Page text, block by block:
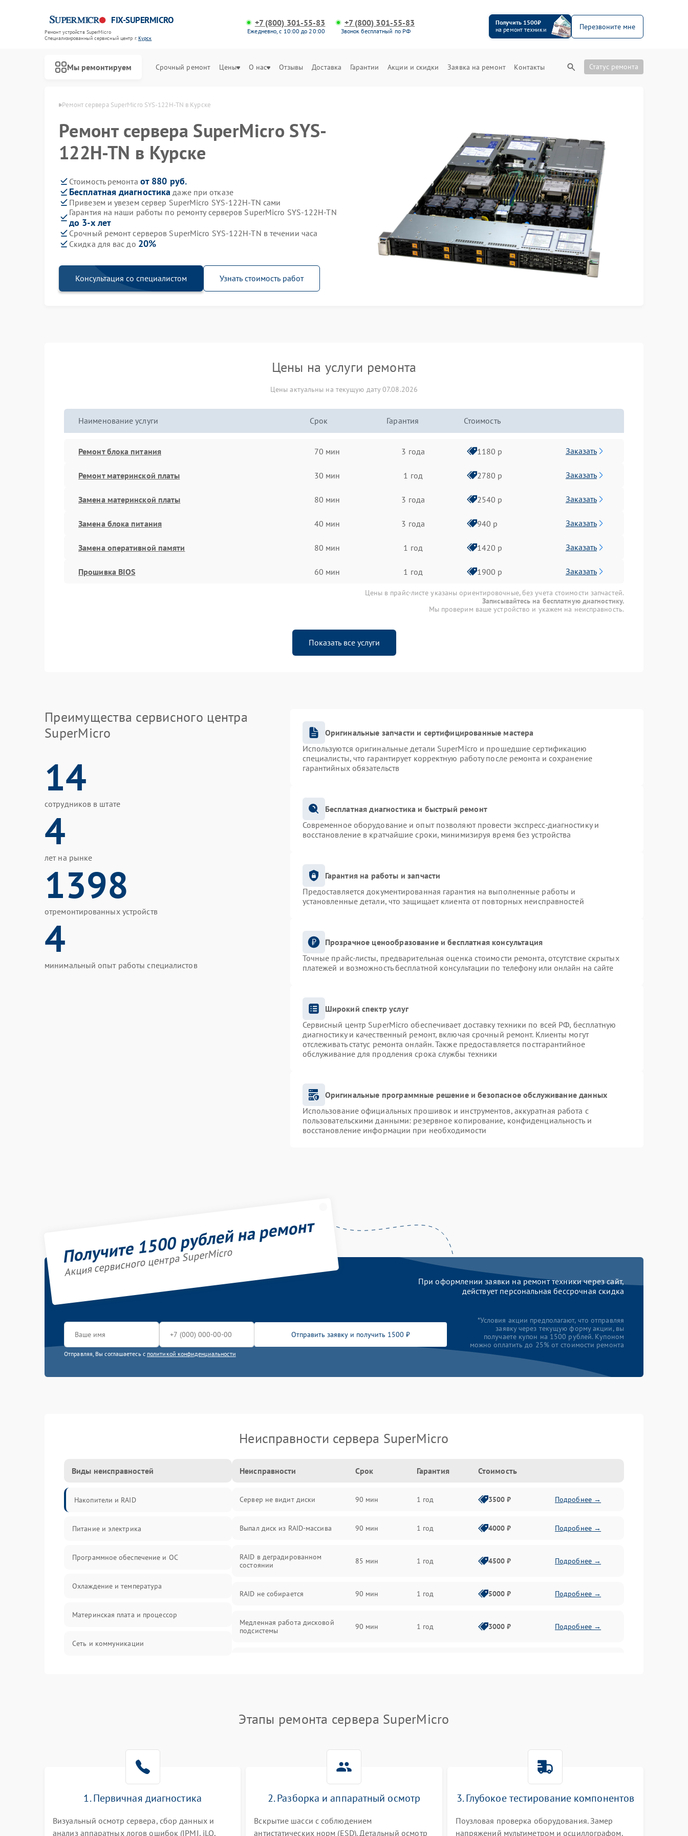
FIX-SUPERMICRO
Ремонт устройств SuperMicro
Специализированный cервисный центр г.Курск
+7 (800) 301-55-83
Ежедневно, с 10:00 до 20:00
+7 (800) 301-55-83
Звонок бесплатный по РФ
Получить 1500₽
на ремонт техники
Перезвоните мне
Мы ремонтируем Срочный ремонт Цены О нас Отзывы Доставка Гарантии Акции и скидки Заявка на ремонт Контакты Статус ремонта
в Курске Ремонт сервера SuperMicro SYS-122H-TN в Курске
Ремонт сервера SuperMicro SYS-
122H-TN в Курске
Стоимость ремонта от 880 руб.
Бесплатная диагностика даже при отказе
Привезем и увезем сервер SuperMicro SYS-122H-TN сами
Гарантия на наши работы по ремонту серверов SuperMicro SYS-122H-TN
до 3-х лет
Срочный ремонт серверов SuperMicro SYS-122H-TN в течении часа
Скидка для вас до 20%
Консультация со специалистом Узнать стоимость работ
Цены на услуги ремонта
Цены актуальны на текущую дату 07.08.2026
Наименование услуги Срок Гарантия Стоимость
Ремонт блока питания 70 мин 3 года 1180 р Заказать
Ремонт материнской платы 30 мин 1 год 2780 р Заказать
Замена материнской платы 80 мин 3 года 2540 р Заказать
Замена блока питания 40 мин 3 года 940 р Заказать
Замена оперативной памяти 80 мин 1 год 1420 р Заказать
Прошивка BIOS 60 мин 1 год 1900 р Заказать
Цены в прайс-листе указаны ориентировочные, без учета стоимости запчастей.
Записывайтесь на бесплатную диагностику.
Мы проверим ваше устройство и укажем на неисправность.
Показать все услуги
Преимущества сервисного центра
SuperMicro
14
сотрудников в штате
4
лет на рынке
1398
отремонтированных устройств
4
минимальный опыт работы специалистов
Оригинальные запчасти и сертифицированные мастера
Используются оригинальные детали SuperMicro и прошедшие сертификацию
специалисты, что гарантирует корректную работу после ремонта и сохранение
гарантийных обязательств
Бесплатная диагностика и быстрый ремонт
Современное оборудование и опыт позволяют провести экспресс-диагностику и
восстановление в кратчайшие сроки, минимизируя время без устройства
Гарантия на работы и запчасти
Предоставляется документированная гарантия на выполненные работы и
установленные детали, что защищает клиента от повторных неисправностей
Прозрачное ценообразование и бесплатная консультация
Точные прайс-листы, предварительная оценка стоимости ремонта, отсутствие скрытых
платежей и возможность бесплатной консультации по телефону или онлайн на сайте
Широкий спектр услуг
Сервисный центр SuperMicro обеспечивает доставку техники по всей РФ, бесплатную
диагностику и качественный ремонт, включая срочный ремонт. Клиенты могут
отслеживать статус ремонта онлайн. Также предоставляется постгарантийное
обслуживание для продления срока службы техники
Оригинальные программные решение и безопасное обслуживание данных
Использование официальных прошивок и инструментов, аккуратная работа с
пользовательскими данными: резервное копирование, конфиденциальность и
восстановление информации при необходимости
Получите 1500 рублей на ремонт
Акция сервисного центра SuperMicro
При оформлении заявки на ремонт техники через сайт,
действует персональная бессрочная скидка
Отправить заявку и получить 1500 ₽
Отправляя, Вы соглашаетесь с политикой конфиденциальности
*Условия акции предполагают, что отправляя
заявку через текущую форму акции, вы
получаете купон на 1500 рублей. Купоном
можно оплатить до 25% от стоимости ремонта
Неисправности сервера SuperMicro
Виды неисправностей
Накопители и RAID
Питание и электрика
Программное обеспечение и ОС
Охлаждение и температура
Материнская плата и процессор
Сеть и коммуникации
Контроллеры и интерфейсы
Виртуализация и сервисы
Влага и внешние воздействия
Неисправности Срок Гарантия Стоимость
Сервер не видит диски 90 мин 1 год 3500 ₽ Подробнее →
Выпал диск из RAID-массива 90 мин 1 год 4000 ₽ Подробнее →
RAID в деградированном
состоянии
85 мин 1 год 4500 ₽ Подробнее →
RAID не собирается 90 мин 1 год 5000 ₽ Подробнее →
Медленная работа дисковой
подсистемы
90 мин 1 год 3000 ₽ Подробнее →
Этапы ремонта сервера SuperMicro
1. Первичная диагностика
Визуальный осмотр сервера, сбор данных и
анализ аппаратных логов ошибок (IPMI, iLO,
2. Разборка и аппаратный осмотр
Вскрытие шасси с соблюдением
антистатических норм (ESD). Детальный осмотр
3. Глубокое тестирование компонентов
Поузловая проверка оборудования. Замер
напряжений мультиметром и осциллографом.